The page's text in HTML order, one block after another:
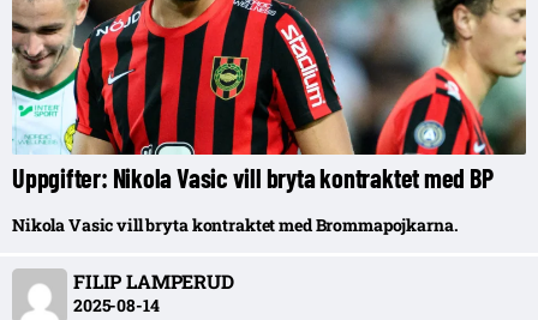
Uppgifter: Nikola Vasic vill bryta kontraktet med BP
Nikola Vasic vill bryta kontraktet med Brommapojkarna.
FILIP LAMPERUD
2025-08-14